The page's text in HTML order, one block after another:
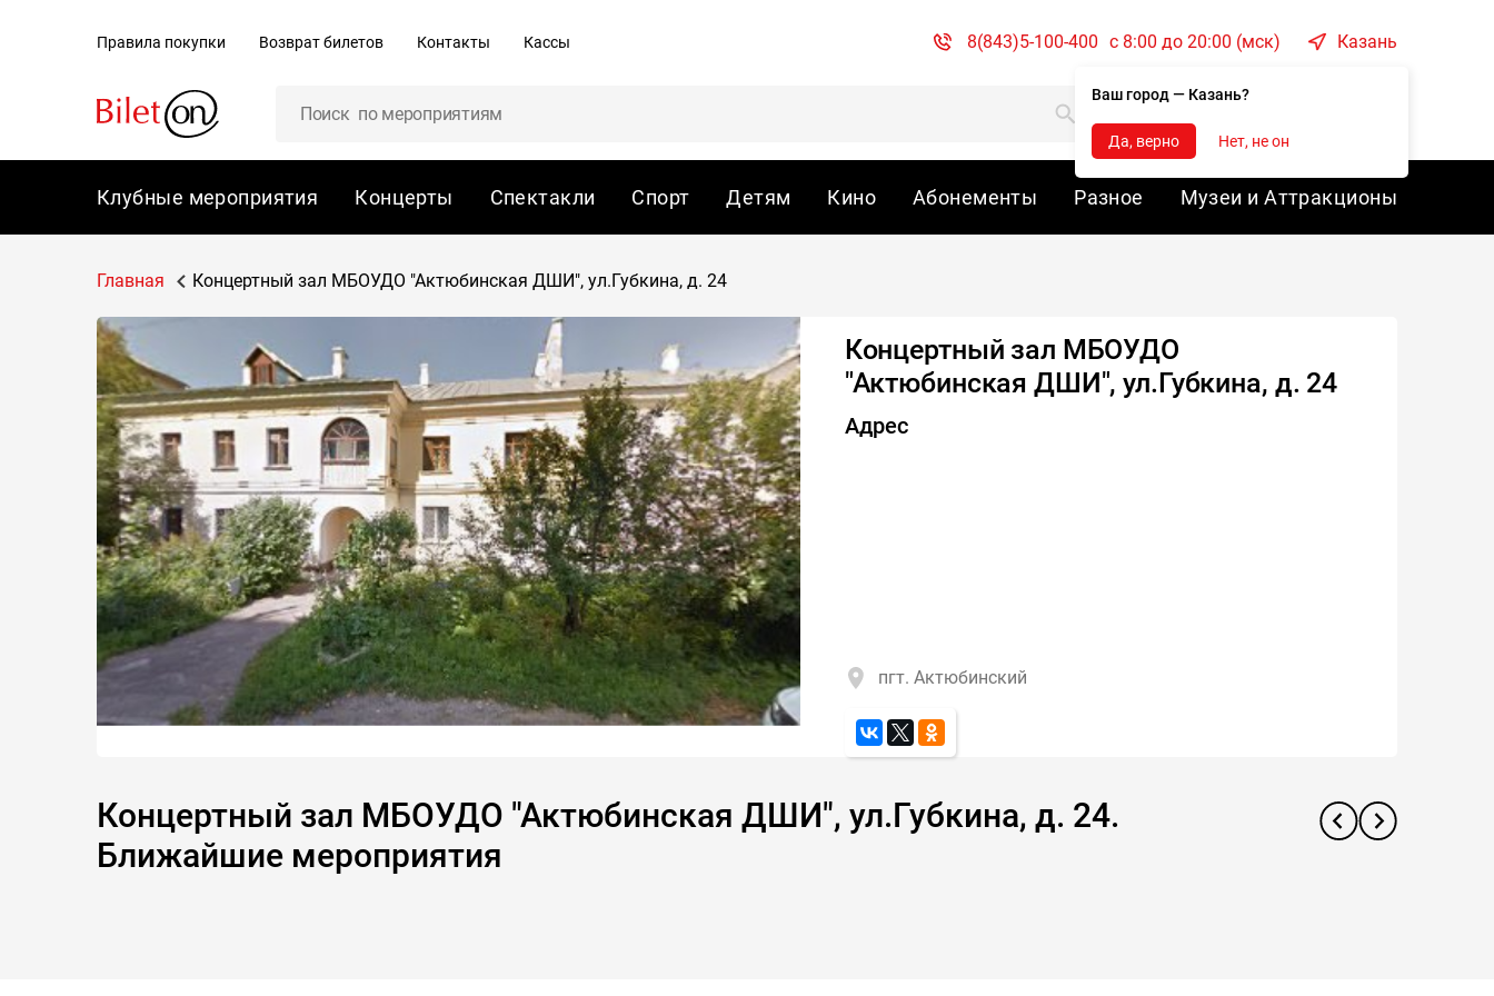
Правила покупки Возврат билетов Контакты Кассы 8(843)5-100-400 c 8:00 до 20:00 (мск) Казань
Ваш город — Казань?
Да, верно Нет, не он
Клубные мероприятия Концерты Спектакли Спорт Детям Кино Абонементы Разное Музеи и Аттракционы
Главная Концертный зал МБОУДО "Актюбинская ДШИ", ул.Губкина, д. 24
Концертный зал МБОУДО
"Актюбинская ДШИ", ул.Губкина, д. 24
Адрес
пгт. Актюбинский
Концертный зал МБОУДО "Актюбинская ДШИ", ул.Губкина, д. 24.
Ближайшие мероприятия